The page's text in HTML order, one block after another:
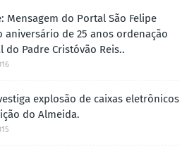
Mensagem do Portal São Felipe
aniversário de 25 anos ordenação
do Padre Cristóvão Reis..
explosão de caixas eletrônicos
do Almeida.